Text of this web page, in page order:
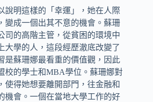
說明這樣的「幸運」，她在人際
變成一個出其不意的機會。蘇珊
司的高階主管，從貧困的環境中
大學的人，這段經歷澈底改變了
是蘇珊娜最看重的價值觀，因此
校的學士和MBA學位。蘇珊娜對
使得她想要離開部門，往金融和
機會。一個在當地大學工作的好